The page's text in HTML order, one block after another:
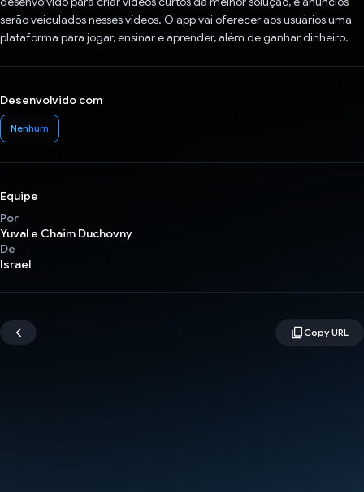
serão veiculados nesses vídeos. O app vai oferecer aos usuários uma
plataforma para jogar, ensinar e aprender, além de ganhar dinheiro.
Desenvolvido com
Nenhum
Equipe
Por
Yuval e Chaim Duchovny
De
Israel